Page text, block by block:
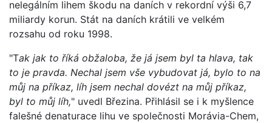
nelegálním lihem škodu na daních v rekordní výši 6,7
miliardy korun. Stát na daních krátili ve velkém
rozsahu od roku 1998.
"Tak jak to říká obžaloba, že já jsem byl ta hlava, tak
to je pravda. Nechal jsem vše vybudovat já, bylo to na
můj na příkaz, líh jsem nechal dovézt na můj příkaz,
byl to můj líh," uvedl Březina. Přihlásil se i k myšlence
falešné denaturace lihu ve společnosti Morávia-Chem,